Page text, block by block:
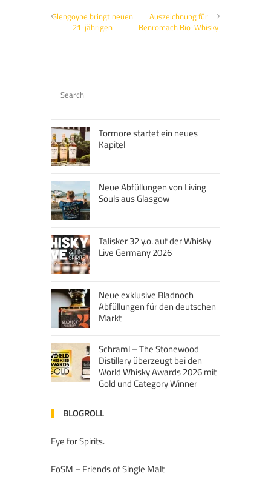
Glengoyne bringt neuen
21-jährigen
Auszeichnung für
Benromach Bio-Whisky
Tormore startet ein neues
Kapitel
Neue Abfüllungen von Living
Souls aus Glasgow
Talisker 32 y.o. auf der Whisky
Live Germany 2026
Neue exklusive Bladnoch
Abfüllungen für den deutschen
Markt
Schraml – The Stonewood
Distillery überzeugt bei den
World Whisky Awards 2026 mit
Gold und Category Winner
BLOGROLL
Eye for Spirits.
FoSM – Friends of Single Malt